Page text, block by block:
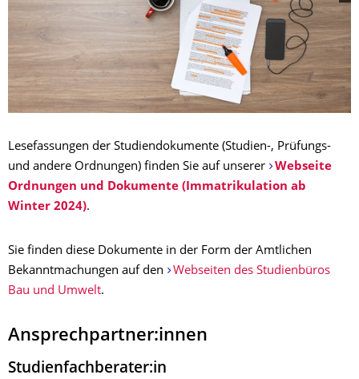
Lesefassungen der Studiendokumente (Studien-, Prüfungs-
und andere Ordnungen) finden Sie auf unserer
Webseite
Ordnungen und Dokumente (Immatrikulation ab
Winter 2024).
Sie finden diese Dokumente in der Form der Amtlichen
Bekanntmachungen auf den
Webseiten des Studienbüros
Bau und Umwelt.
Ansprechpartner:innen
Studienfachberater:in